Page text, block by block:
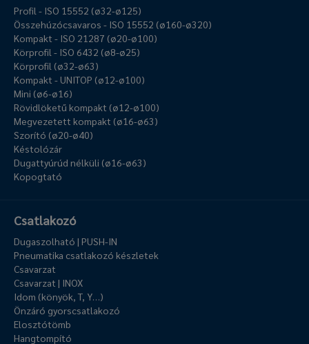
Profil - ISO 15552 (ø32-ø125)
Összehúzócsavaros - ISO 15552 (ø160-ø320)
Kompakt - ISO 21287 (ø20-ø100)
Körprofil - ISO 6432 (ø8-ø25)
Körprofil (ø32-ø63)
Kompakt - UNITOP (ø12-ø100)
Mini (ø6-ø16)
Rövidlöketű kompakt (ø12-ø100)
Megvezetett kompakt (ø16-ø63)
Szorító (ø20-ø40)
Késtolózár
Dugattyúrúd nélküli (ø16-ø63)
Kopogtató
Csatlakozó
Dugaszolható | PUSH-IN
Pneumatika csatlakozó készletek
Csavarzat
Csavarzat | INOX
Idom (könyök, T, Y…)
Önzáró gyorscsatlakozó
Elosztótömb
Hangtompító